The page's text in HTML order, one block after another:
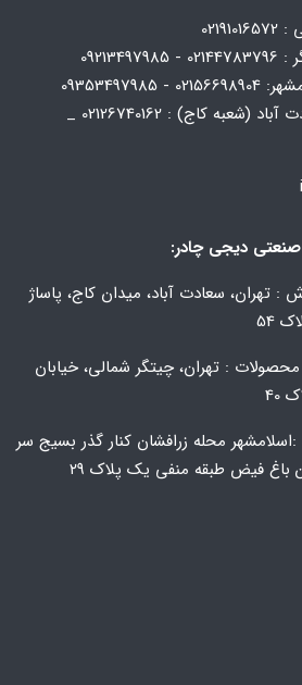
دفتر تهران _ سعادت آباد (شعبه کاج) : 02126740162 _
دیجی چادر:
: تهران، سعادت آباد، میدان کاج، پاساژ
محصولات : تهران، چیتگر شمالی، خیابان
محله زرافشان کنار گذر بسیج سر
باغ فیض طبقه منفی یک پلاک ۲۹